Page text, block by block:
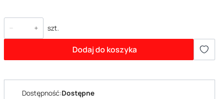
szt.
Dodaj do koszyka
Dostępność:Dostępne